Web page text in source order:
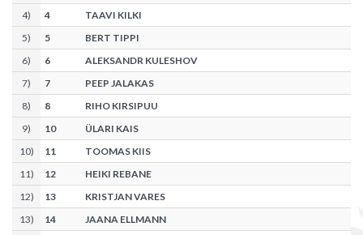
4) 4
TAAVI KILKI
5) 5
BERT TIPPI
6) 6
ALEKSANDR KULESHOV
7) 7
PEEP JALAKAS
8) 8
RIHO KIRSIPUU
9) 10
ÜLARI KAIS
10) 11
TOOMAS KIIS
11) 12
HEIKI REBANE
12) 13
KRISTJAN VARES
13) 14
JAANA ELLMANN